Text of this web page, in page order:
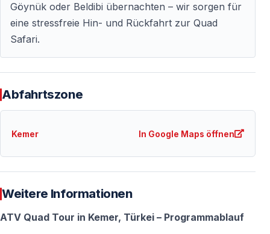
Was sollten Sie mitbringen?
— Bequeme Kleidung, die schmutzig werden darf
— Geschlossene Sportschuhe
— Sonnenbrille
Dauer & Organisation
Göynük oder Beldibi übernachten – wir sorgen für
eine stressfreie Hin- und Rückfahrt zur Quad
Safari.
Abfahrtszone
Kemer In Google Maps öffnen
Weitere Informationen
ATV Quad Tour in Kemer, Türkei – Programmablauf